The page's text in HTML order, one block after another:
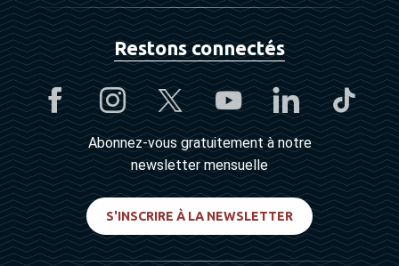
Restons connectés
Abonnez-vous gratuitement à notre
newsletter mensuelle
S'INSCRIRE À LA NEWSLETTER